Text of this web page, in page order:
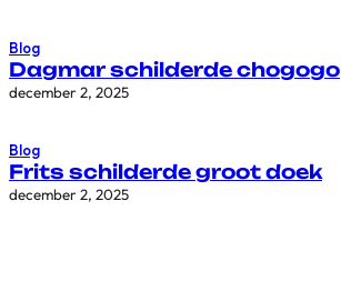
Blog
Dagmar schilderde chogogo
december 2, 2025
Blog
Frits schilderde groot doek
december 2, 2025